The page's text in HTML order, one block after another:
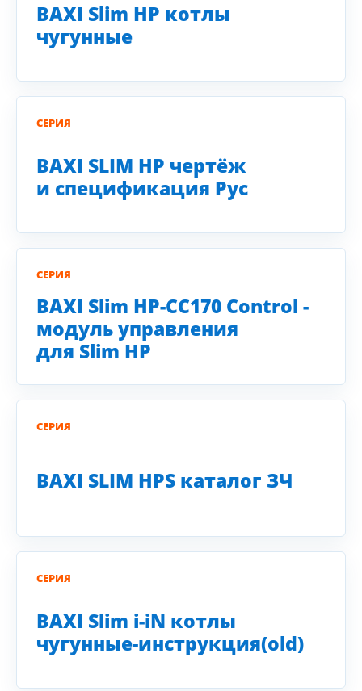
BAXI Slim HP котлы
чугунные
СЕРИЯ
BAXI SLIM HP чертёж
и спецификация Рус
СЕРИЯ
BAXI Slim HP-CC170 Control -
модуль управления
для Slim HP
СЕРИЯ
BAXI SLIM HPS каталог ЗЧ
СЕРИЯ
BAXI Slim i-iN котлы
чугунные-инструкция(old)